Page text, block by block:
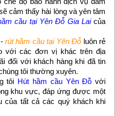
cảm thấy hài lòng và yên tâm
cầu tại Yên Đỗ Gia Laicủa
- rút hầm cầu tại Yên Đỗ luôn rẻ
với các đơn vị khác trên địa
đối với khách hàng khi đã tin
tôi thường xuyên.
tôi Hút hầm cầu Yên Đỗ với
khu vực, đáp ứng được một
của tất cả các quý khách khi